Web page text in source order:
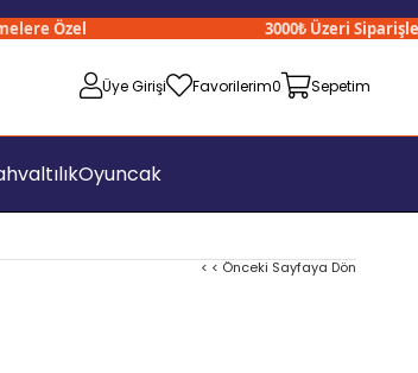
Özel 3000₺ Üzeri
Üye Girişi Favorilerim0 Sepetim
Oyuncak
< < Önceki Sayfaya Dön